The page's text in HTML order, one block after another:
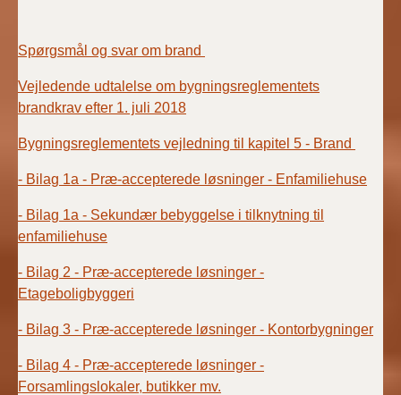
Spørgsmål og svar om brand
Vejledende udtalelse om bygningsreglementets
brandkrav efter 1. juli 2018
Bygningsreglementets vejledning til kapitel 5 - Brand
- Bilag 1a - Præ-accepterede løsninger - Enfamiliehuse
- Bilag 1a - Sekundær bebyggelse i tilknytning til
enfamiliehuse
- Bilag 2 - Præ-accepterede løsninger -
Etageboligbyggeri
- Bilag 3 - Præ-accepterede løsninger - Kontorbygninger
- Bilag 4 - Præ-accepterede løsninger -
Forsamlingslokaler, butikker mv.